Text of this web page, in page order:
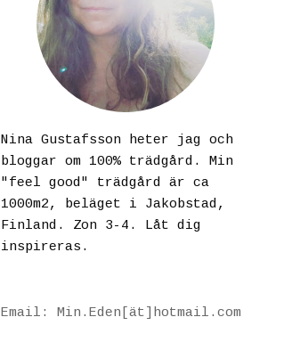
Nina Gustafsson heter jag och
bloggar om 100% trädgård. Min
"feel good" trädgård är ca
1000m2, beläget i Jakobstad,
Finland. Zon 3-4. Låt dig
inspireras.
Email: Min.Eden[ät]hotmail.com